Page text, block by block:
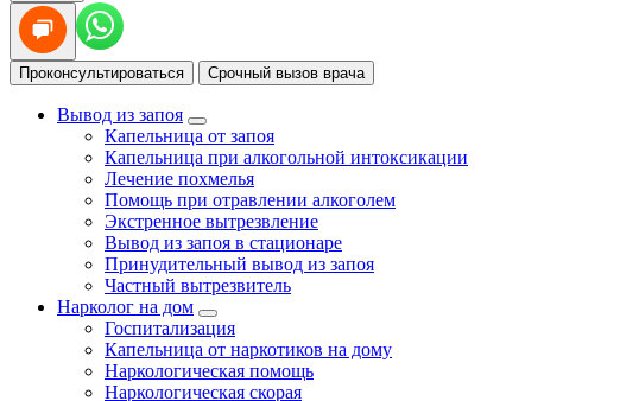
Проконсультироваться Срочный вызов врача
Вывод из запоя
Капельница от запоя
Капельница при алкогольной интоксикации
Лечение похмелья
Помощь при отравлении алкоголем
Экстренное вытрезвление
Вывод из запоя в стационаре
Принудительный вывод из запоя
Частный вытрезвитель
Нарколог на дом
Госпитализация
Капельница от наркотиков на дому
Наркологическая помощь
Наркологическая скорая